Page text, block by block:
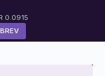
0.0915